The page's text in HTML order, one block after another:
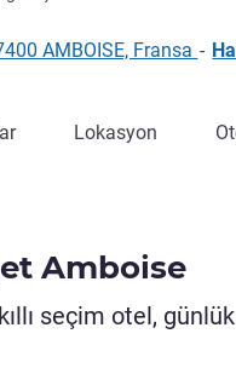
AMBOISE, Fransa -
Lokasyon
Amboise
seçim otel,